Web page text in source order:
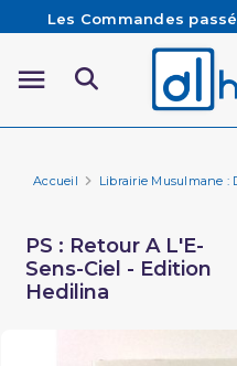
Les Commandes
sont préparées et
Besoin d'aide ?
Livraison offerte à
Accueil Librairie Musulmane :
PS : Retour A L'E-
Sens-Ciel - Edition
Hedilina